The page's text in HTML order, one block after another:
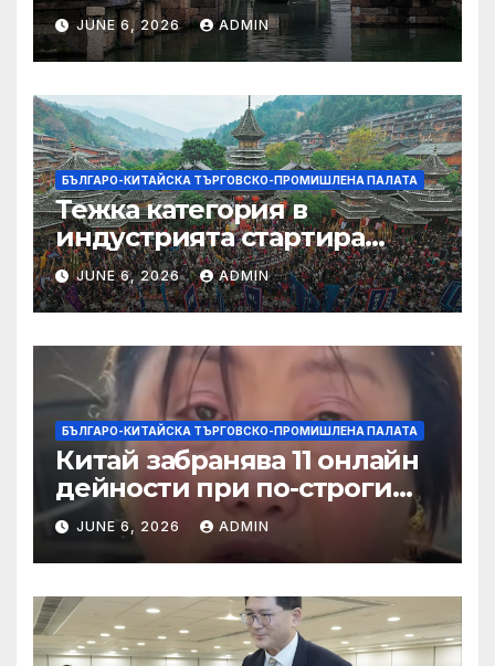
JUNE 6, 2026 ADMIN
БЪЛГАРО-КИТАЙСКА ТЪРГОВСКО-ПРОМИШЛЕНА ПАЛАТА
Тежка категория в
индустрията стартира
алианс за космическа
слънчева енергия
JUNE 6, 2026 ADMIN
БЪЛГАРО-КИТАЙСКА ТЪРГОВСКО-ПРОМИШЛЕНА ПАЛАТА
Китай забранява 11 онлайн
дейности при по-строги
правила за ограничаване на
слуховете и
кибернасилниците
JUNE 6, 2026 ADMIN